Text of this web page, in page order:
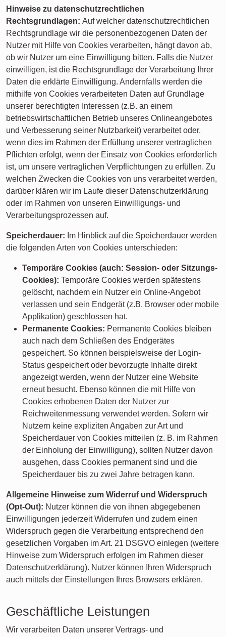
Hinweise zu datenschutzrechtlichen
Rechtsgrundlagen: Auf welcher datenschutzrechtlichen
Rechtsgrundlage wir die personenbezogenen Daten der
Nutzer mit Hilfe von Cookies verarbeiten, hängt davon ab,
ob wir Nutzer um eine Einwilligung bitten. Falls die Nutzer
einwilligen, ist die Rechtsgrundlage der Verarbeitung Ihrer
Daten die erklärte Einwilligung. Andernfalls werden die
mithilfe von Cookies verarbeiteten Daten auf Grundlage
unserer berechtigten Interessen (z.B. an einem
betriebswirtschaftlichen Betrieb unseres Onlineangebotes
und Verbesserung seiner Nutzbarkeit) verarbeitet oder,
wenn dies im Rahmen der Erfüllung unserer vertraglichen
Pflichten erfolgt, wenn der Einsatz von Cookies erforderlich
ist, um unsere vertraglichen Verpflichtungen zu erfüllen. Zu
welchen Zwecken die Cookies von uns verarbeitet werden,
darüber klären wir im Laufe dieser Datenschutzerklärung
oder im Rahmen von unseren Einwilligungs- und
Verarbeitungsprozessen auf.
Speicherdauer: Im Hinblick auf die Speicherdauer werden
die folgenden Arten von Cookies unterschieden:
Temporäre Cookies (auch: Session- oder Sitzungs-
Cookies): Temporäre Cookies werden spätestens
gelöscht, nachdem ein Nutzer ein Online-Angebot
verlassen und sein Endgerät (z.B. Browser oder mobile
Applikation) geschlossen hat.
Permanente Cookies: Permanente Cookies bleiben
auch nach dem Schließen des Endgerätes
gespeichert. So können beispielsweise der Login-
Status gespeichert oder bevorzugte Inhalte direkt
angezeigt werden, wenn der Nutzer eine Website
erneut besucht. Ebenso können die mit Hilfe von
Cookies erhobenen Daten der Nutzer zur
Reichweitenmessung verwendet werden. Sofern wir
Nutzern keine expliziten Angaben zur Art und
Speicherdauer von Cookies mitteilen (z. B. im Rahmen
der Einholung der Einwilligung), sollten Nutzer davon
ausgehen, dass Cookies permanent sind und die
Speicherdauer bis zu zwei Jahre betragen kann.
Allgemeine Hinweise zum Widerruf und Widerspruch
(Opt-Out): Nutzer können die von ihnen abgegebenen
Einwilligungen jederzeit Widerrufen und zudem einen
Widerspruch gegen die Verarbeitung entsprechend den
gesetzlichen Vorgaben im Art. 21 DSGVO einlegen (weitere
Hinweise zum Widerspruch erfolgen im Rahmen dieser
Datenschutzerklärung). Nutzer können Ihren Widerspruch
auch mittels der Einstellungen Ihres Browsers erklären.
Geschäftliche Leistungen
Wir verarbeiten Daten unserer Vertrags- und